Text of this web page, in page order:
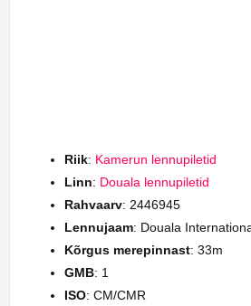
Riik: Kamerun lennupiletid
Linn: Douala lennupiletid
Rahvaarv: 2446945
Lennujaam: Douala
Kõrgus merepinnast: 33m
GMB: 1
ISO: CM/CMR